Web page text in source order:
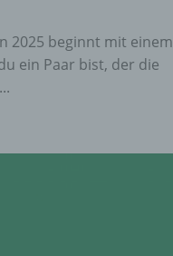
2025 beginnt mit einem
ein Paar bist, der die